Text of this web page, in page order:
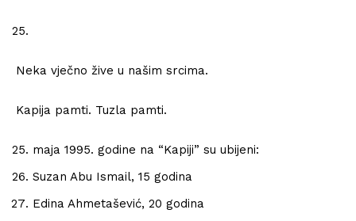
Neka vječno žive u našim srcima.
Kapija pamti. Tuzla pamti.
maja 1995. godine na “Kapiji” su ubijeni:
Suzan Abu Ismail, 15 godina
Edina Ahmetašević, 20 godina